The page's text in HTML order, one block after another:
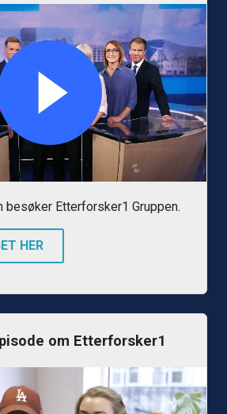
besøker Etterforsker1 Gruppen.
HER
om Etterforsker1